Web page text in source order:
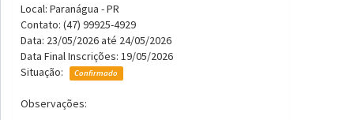
Local: Paranágua - PR
Contato: (47) 99925-4929
Data: 23/05/2026 até 24/05/2026
Data Final Inscrições: 19/05/2026
Situação:
Confirmado
Observações: